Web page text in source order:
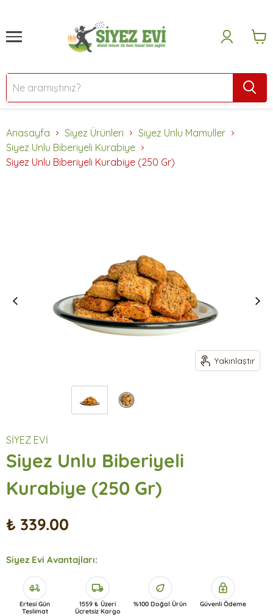
Anasayfa Siyez Ürünleri
Siyez Unlu Mamuller
Siyez Unlu Biberiyeli Kurabiye
Siyez Unlu Biberiyeli Kurabiye (250 Gr)
Yakınlaştır
SİYEZ EVİ
Siyez Unlu Biberiyeli
Kurabiye (250 Gr)
₺ 339.00
Siyez Evi Avantajları:
delivery_dining
Ertesi Gün
Teslimat
local_shipping
1559 ₺ Üzeri
Ücretsiz Kargo
eco
%100 Doğal Ürün
enhanced_encryption
Güvenli Ödeme